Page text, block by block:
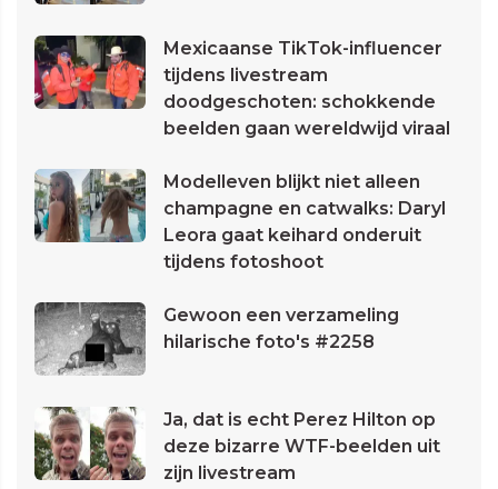
Mexicaanse TikTok-influencer
tijdens livestream
doodgeschoten: schokkende
beelden gaan wereldwijd viraal
Modelleven blijkt niet alleen
champagne en catwalks: Daryl
Leora gaat keihard onderuit
tijdens fotoshoot
Gewoon een verzameling
hilarische foto's #2258
Ja, dat is echt Perez Hilton op
deze bizarre WTF-beelden uit
zijn livestream